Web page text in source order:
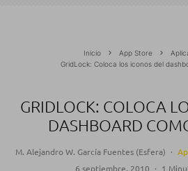
Inicio App Store
GridLock: Coloca los iconos del
GRIDLOCK: COLOCA
DASHBOARD
M. Alejandro W. García Fuentes (Esfera) ·
6 septiembre, 2010 · 1